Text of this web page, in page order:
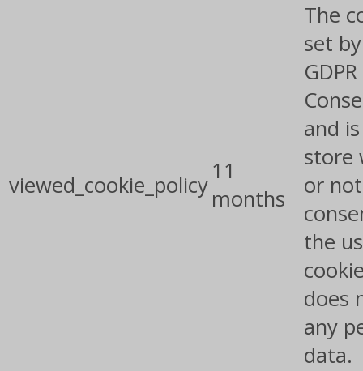
viewed_cookie_policy
11
months
The
set
and
store
or
the
does
any
data.